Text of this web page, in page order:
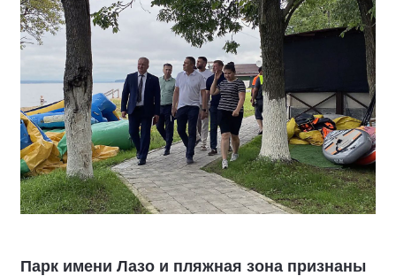
Парк имени Лазо и пляжная зона признаны